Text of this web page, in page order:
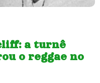
a turnê
o reggae no